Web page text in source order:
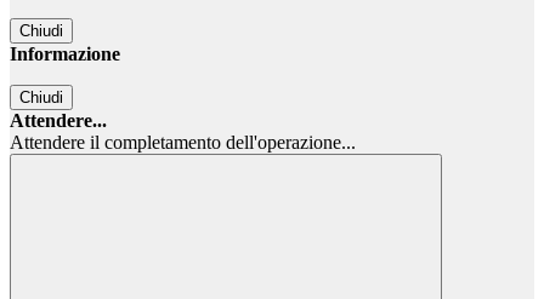
Chiudi
Informazione
Chiudi
Attendere...
Attendere il completamento dell'operazione...